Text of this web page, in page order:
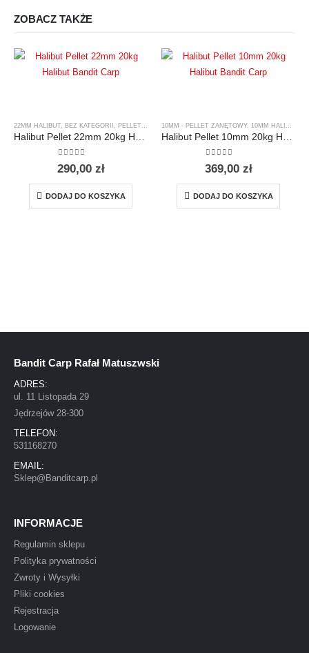
ZOBACZ TAKŻE
22MM HALIBUT BEZ KATEGORII PELLET ZANĘTOWY HALIBUT
0out of 5
290,00 zł
DODAJ DO KOSZYKA
10MM - PELLET ZANĘTOWY, 10MM HALIBUT
0out of 5
369,00 zł
DODAJ DO KOSZYKA
Bandit Carp Rafał Matuszwski
ADRES:
ul. 11 Listopada 29
Jędrzejów 28-300
TELEFON:
531168270
EMAIL:
Sklep@Banditcarp.pl
INFORMACJE
Regulamin sklepu
Polityka prywatności
Zwroty i Wysyłki
Pliki cookies
Rejestracja
Logowanie